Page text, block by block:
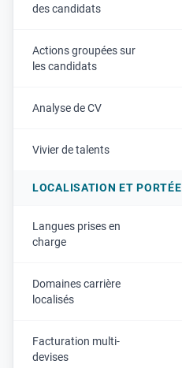
des candidats
Actions groupées sur
les candidats
Analyse de CV
Vivier de talents
LOCALISATION ET PORTÉE
Langues prises en
charge
Domaines carrière
localisés
Facturation multi-
devises